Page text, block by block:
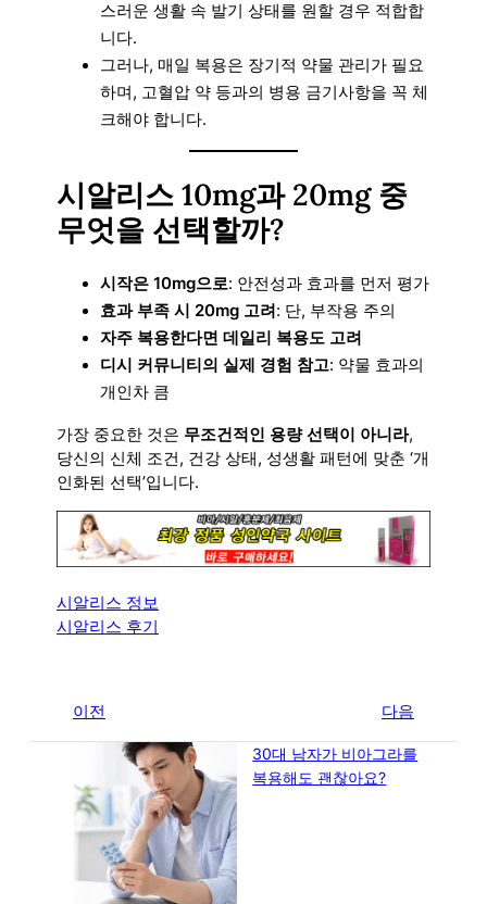
스러운 생활 속 발기 상태를 원할 경우 적합합
니다.
그러나, 매일 복용은 장기적 약물 관리가 필요
하며, 고혈압 약 등과의 병용 금기사항을 꼭 체
크해야 합니다.
시알리스 10mg과 20mg 중
무엇을 선택할까?
시작은 10mg으로: 안전성과 효과를 먼저 평가
효과 부족 시 20mg 고려 : 단, 부작용 주의
자주 복용한다면 데일리 복용도 고려
디시 커뮤니티의 실제 경험 참고: 약물 효과의
개인차 큼
가장 중요한 것은 무조건적인 용량 선택이 아니라,
당신의 신체 조건, 건강 상태, 성생활 패턴에 맞춘 ‘개
인화된 선택’입니다.
시알리스 정보
시알리스 후기
이전 다음
30대 남자가 비아그라를
복용해도 괜찮아요?